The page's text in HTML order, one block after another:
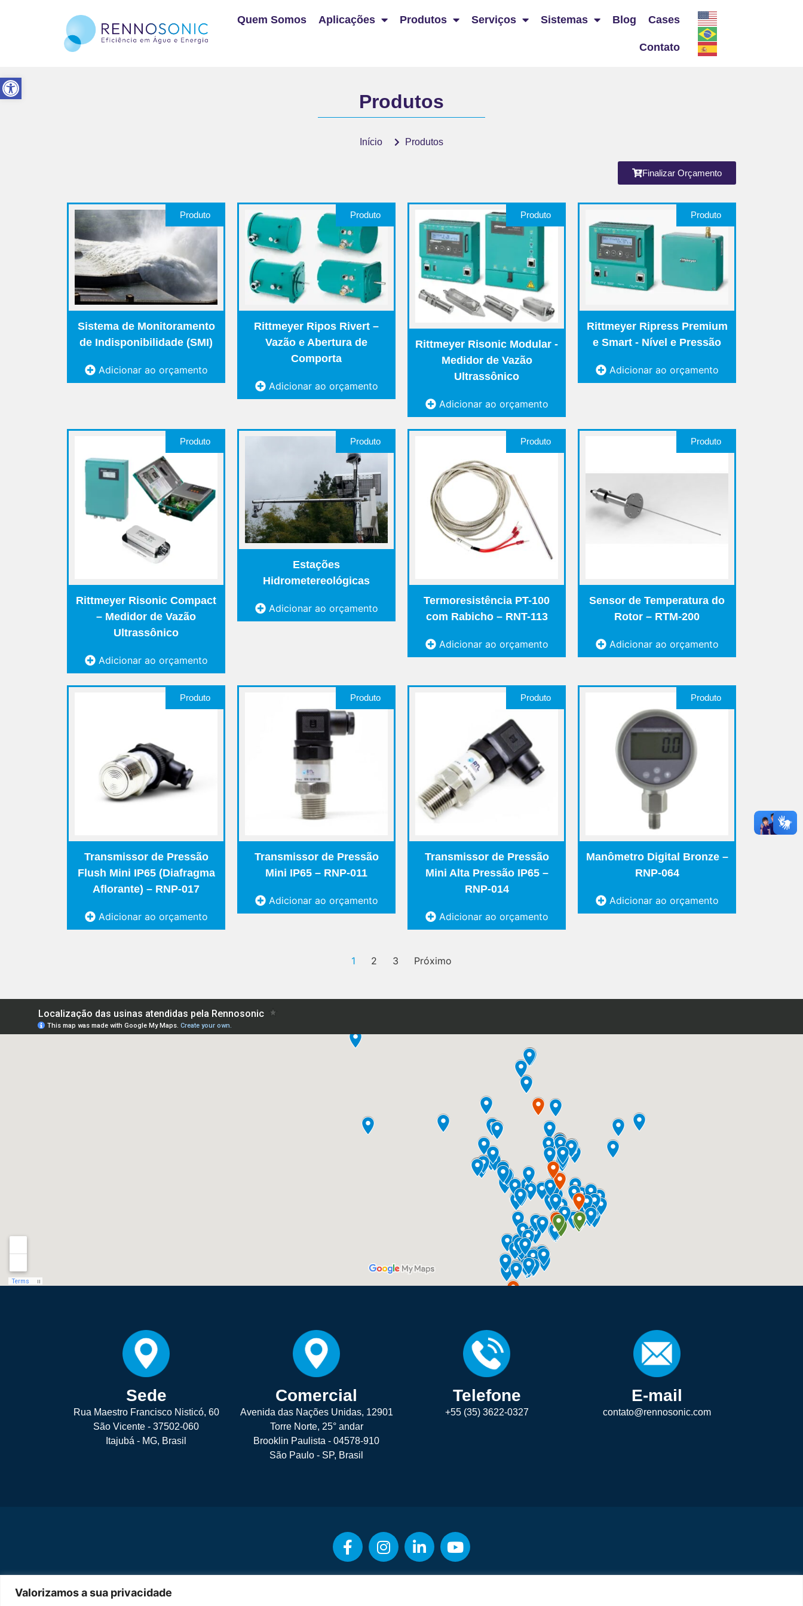
Abrir a barra de ferramentas
Valorizamos a sua privacidade
Quem Somos Aplicações Produtos Serviços Sistemas Blog Cases
Contato
Produtos
Início Produtos
Finalizar Orçamento
Produto
Sistema de Monitoramento
de Indisponibilidade (SMI)
Adicionar ao orçamento
Produto
Rittmeyer Ripos Rivert –
Vazão e Abertura de
Comporta
Adicionar ao orçamento
Produto
Rittmeyer Risonic Modular -
Medidor de Vazão
Ultrassônico
Adicionar ao orçamento
Produto
Rittmeyer Ripress Premium
e Smart - Nível e Pressão
Adicionar ao orçamento
Produto
Rittmeyer Risonic Compact
– Medidor de Vazão
Ultrassônico
Adicionar ao orçamento
Produto
Estações
Hidrometereológicas
Adicionar ao orçamento
Produto
Termoresistência PT-100
com Rabicho – RNT-113
Adicionar ao orçamento
Produto
Sensor de Temperatura do
Rotor – RTM-200
Adicionar ao orçamento
Produto
Transmissor de Pressão
Flush Mini IP65 (Diafragma
Aflorante) – RNP-017
Adicionar ao orçamento
Produto
Transmissor de Pressão
Mini IP65 – RNP-011
Adicionar ao orçamento
Produto
Transmissor de Pressão
Mini Alta Pressão IP65 –
RNP-014
Adicionar ao orçamento
Produto
Manômetro Digital Bronze –
RNP-064
Adicionar ao orçamento
1 2 3 Próximo
Sede
Rua Maestro Francisco Nisticó, 60
São Vicente - 37502-060
Itajubá - MG, Brasil
Comercial
Avenida das Nações Unidas, 12901
Torre Norte, 25° andar
Brooklin Paulista - 04578-910
São Paulo - SP, Brasil
Telefone
+55 (35) 3622-0327
E-mail
contato@rennosonic.com